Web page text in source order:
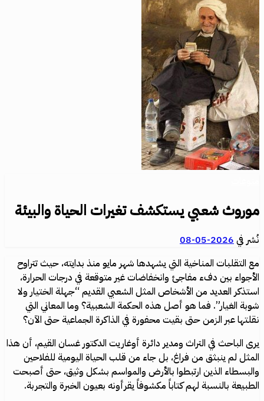
موروث شعبي يستكشف تغيرات الحياة والبيئة
نُشر في 2026-05-08
مع التقلبات المناخية التي يشهدها شهر مايو منذ بدايته، حيث تتراوح
الأجواء بين دفء مفاجئ وانخفاضات غير متوقعة في درجات الحرارة،
استذكر العديد من الأشخاص المثل الشعبي القديم “جهلة الختيار ولا
شوبة الغيار”. فما هو أصل هذه الحكمة الشعبية؟ وما المعاني التي
نقلتها عبر الزمن حتى بقيت محفورة في الذاكرة الجماعية حتى الآن؟
يرى الباحث في التراث ومدير دائرة أوغاريت الدكتور غسان القيم، أن هذا
المثل لم ينبثق من فراغ، بل جاء من قلب الحياة اليومية للفلاحين
والبسطاء الذين ارتبطوا بالأرض والمواسم بشكل وثيق، حتى أصبحت
الطبيعة بالنسبة لهم كتاباً مكشوفاً يقرأونه بعيون الخبرة والتجربة.